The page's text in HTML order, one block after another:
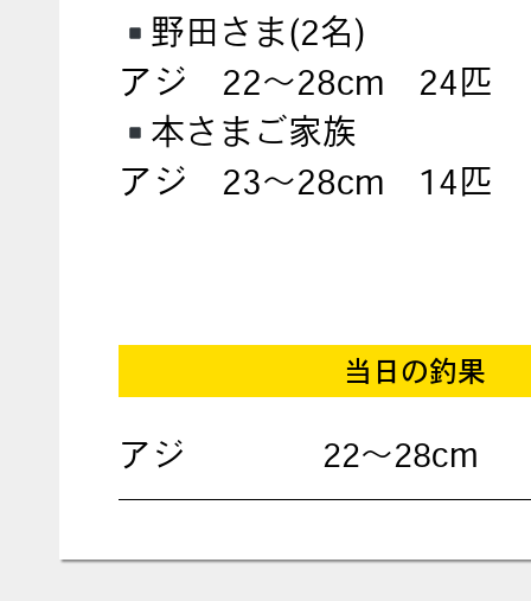
野田さま(2名)
アジ 22～28cm 24匹
本さまご家族
アジ 23～28cm 14匹
当日の釣果
アジ 22～28cm